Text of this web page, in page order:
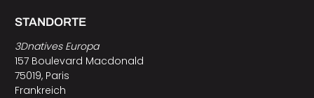
STANDORTE
3Dnatives Europa
157 Boulevard Macdonald
75019, Paris
Frankreich